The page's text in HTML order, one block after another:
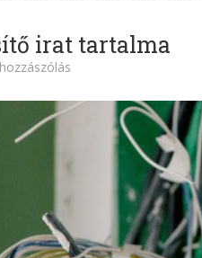
irat tartalma